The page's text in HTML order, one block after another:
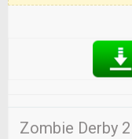
Zombie Derby 2